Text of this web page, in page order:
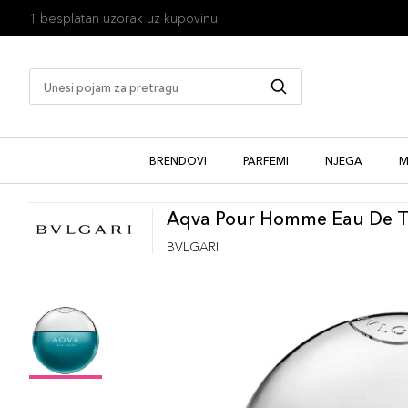
1 besplatan uzorak uz kupovinu
BRENDOVI PARFEMI NJEGA
Aqva Pour Homme Eau De
BVLGARI